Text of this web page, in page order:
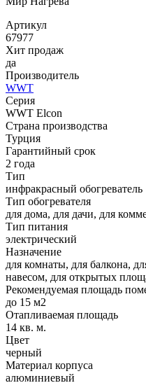
Артикул
67977
Хит продаж
да
Производитель
WWT
Серия
WWT Elcon
Страна производства
Турция
Гарантийный срок
2 года
Тип
инфракрасный обогреватель
Тип обогревателя
для дома, для дачи, для
Тип питания
электрический
Назначение
для комнаты, для балкона,
навесом, для открытых
Рекомендуемая площадь
до 15 м2
Отапливаемая площадь
14 кв. м.
Цвет
черный
Материал корпуса
алюминиевый